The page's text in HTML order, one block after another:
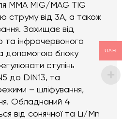
MMA MIG/MAG TIG
струму від 3А, а також
Захищає від
та інфрачервоного
допомогою блоку
ступінь
до DIN13, та
– шліфування,
Обладнаний 4
від сонячної та Li/Mn
UAH